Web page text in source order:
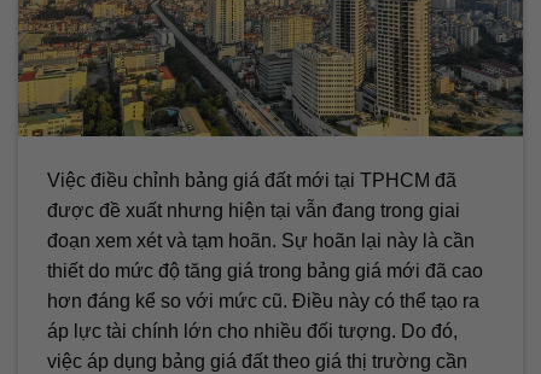
Việc điều chỉnh bảng giá đất mới tại TPHCM đã
được đề xuất nhưng hiện tại vẫn đang trong giai
đoạn xem xét và tạm hoãn. Sự hoãn lại này là cần
thiết do mức độ tăng giá trong bảng giá mới đã cao
hơn đáng kể so với mức cũ. Điều này có thể tạo ra
áp lực tài chính lớn cho nhiều đối tượng. Do đó,
việc áp dụng bảng giá đất theo giá thị trường cần